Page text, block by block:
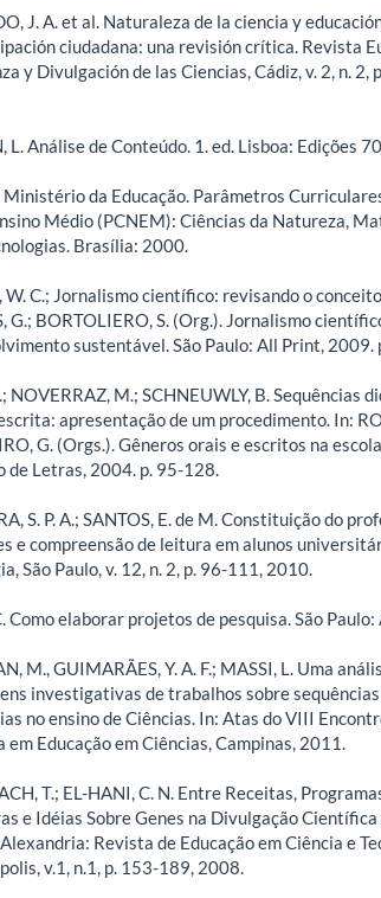
J. A. et al. Naturaleza de la ciencia y
ciudadana: una revisión crítica. Revista
y Divulgación de las Ciencias, Cádiz, v. 2, n. 2,
L. Análise de Conteúdo. 1. ed. Lisboa: Edições
Ministério da Educação. Parâmetros
Médio (PCNEM): Ciências da Natureza,
Brasília: 2000.
W. C.; Jornalismo científico: revisando o
G.; BORTOLIERO, S. (Org.). Jornalismo
sustentável. São Paulo: All Print, 2009.
NOVERRAZ, M.; SCHNEUWLY, B. Sequências
apresentação de um procedimento. In:
G. (Orgs.). Gêneros orais e escritos na
de Letras, 2004. p. 95-128.
S. P. A.; SANTOS, E. de M. Constituição do
e compreensão de leitura em alunos
São Paulo, v. 12, n. 2, p. 96-111, 2010.
Como elaborar projetos de pesquisa. São Paulo:
M., GUIMARÃES, Y. A. F.; MASSI, L. Uma
investigativas de trabalhos sobre
no ensino de Ciências. In: Atas do VIII
em Educação em Ciências, Campinas, 2011.
T.; EL-HANI, C. N. Entre Receitas,
e Idéias Sobre Genes na Divulgação
Revista de Educação em Ciência e
v.1, n.1, p. 153-189, 2008.